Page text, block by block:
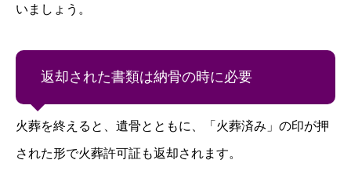
いましょう。
返却された書類は納骨の時に必要
火葬を終えると、遺骨とともに、「火葬済み」の印が押
された形で火葬許可証も返却されます。